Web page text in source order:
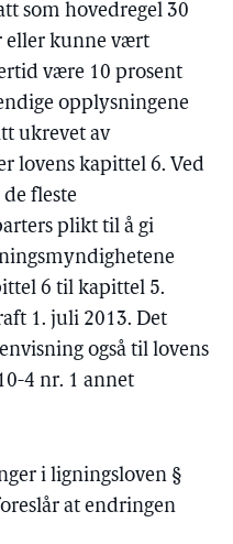
som hovedregel 30
eller kunne vært
være 10 prosent
opplysningene
ukrevet av
lovens kapittel 6. Ved
fleste
plikt til å gi
6 til kapittel 5.
1. juli 2013. Det
også til lovens
4 nr. 1 annet
i ligningsloven §
at endringen